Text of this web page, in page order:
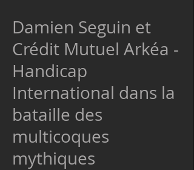
Damien Seguin et
Crédit Mutuel Arkéa -
Handicap
International dans la
bataille des
multicoques
mythiques